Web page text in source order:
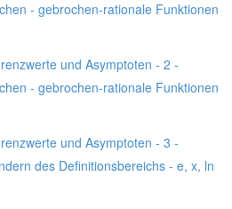
- gebrochen-rationale Funktionen
und Asymptoten - 2 -
- gebrochen-rationale Funktionen
und Asymptoten - 3 -
des Definitionsbereichs - e, x, ln